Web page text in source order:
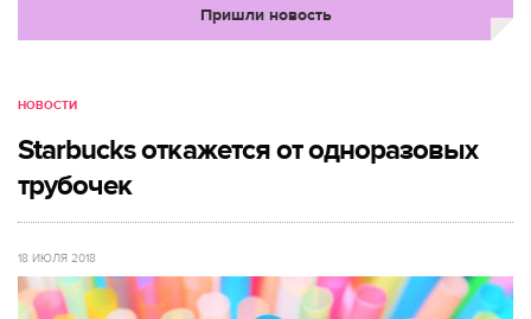
Пришли новость
НОВОСТИ
Starbucks откажется от одноразовых
трубочек
18 ИЮЛЯ 2018